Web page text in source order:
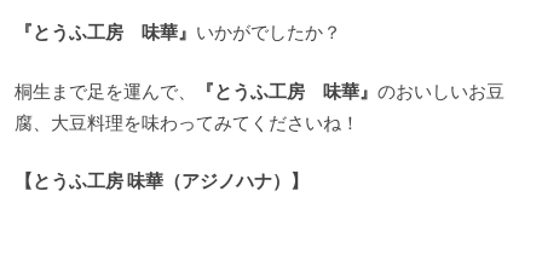
『とうふ工房 味華』 いかがでしたか？
桐生まで足を運んで、 『とうふ工房 味華』 のおいしいお豆
腐、大豆料理を味わってみてくださいね！
【とうふ工房 味華（アジノハナ）】